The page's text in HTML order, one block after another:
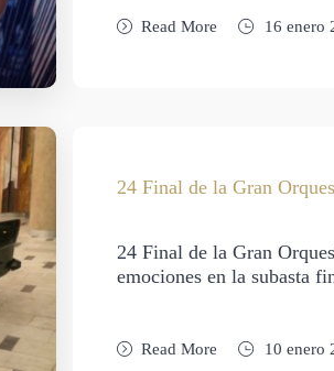
Read More 16 enero
24 Final de la Gran
24 Final de la Gran
emociones en la subasta
Read More 10 enero